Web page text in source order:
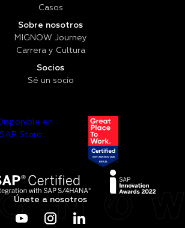
Casos
Sobre nosotros
MIGNOW Journey
Carrera y Cultura
Socios
Sé un socio
Únete a nosotros